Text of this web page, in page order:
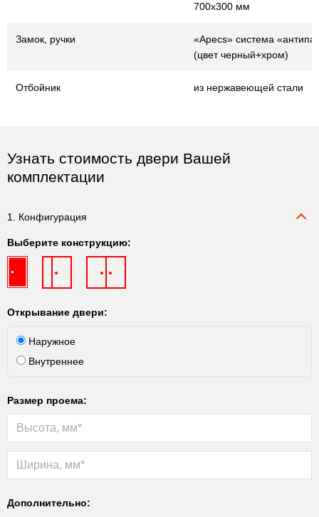
700х300 мм
Замок, ручки
«Apecs» система
(цвет черный+хром)
Отбойник из нержавеющей стали
Узнать стоимость двери Вашей
комплектации
1. Конфигурация
Выберите конструкцию:
Открывание двери:
Наружное
Внутреннее
Размер проема:
Дополнительно: